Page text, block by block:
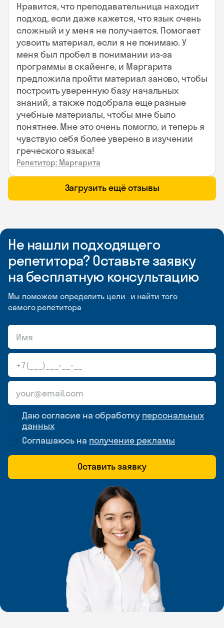
Нравится, что преподавательница находит
подход, если даже кажется, что язык очень
сложный и у меня не получается. Помогает
усвоить материал, если я не понимаю. У
меня был пробел в понимании из-за
программы в скайенге, и Маргарита
предложила пройти материал заново, чтобы
построить уверенную базу начальных
знаний, а также подобрала еще разные
учебные материалы, чтобы мне было
понятнее. Мне это очень помогло, и теперь я
чувствую себя более уверено в изучении
греческого языка!
Репетитор: Маргарита
Загрузить ещё отзывы
Не нашли подходящего
репетитора? Оставьте заявку
на бесплатную консультацию
Мы поможем определить цели и найти того
самого репетитора
Даю согласие на обработку персональных
данных
Соглашаюсь на получение рекламы
Оставить заявку